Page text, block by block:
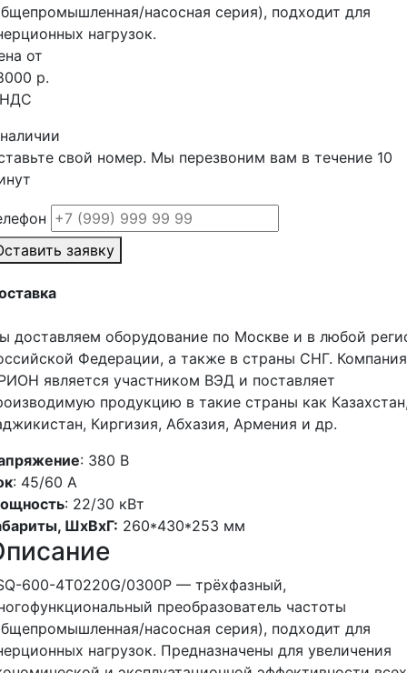
насосная серия), подходит для
нагрузок.
от
р.
свой номер. Мы перезвоним вам в течение 10
заявку
доставляем оборудование по Москве и в любой
Федерации, а также в страны СНГ. Компания
является участником ВЭД и поставляет
продукцию в такие страны как
Киргизия, Абхазия, Армения и др.
: 380 В
: 45/60 А
: 22/30 кВт
ШхВхГ: 260*430*253 мм
600-4T0220G/0300P — трёхфазный,
преобразователь частоты
насосная серия), подходит для
нагрузок. Предназначены для увеличения